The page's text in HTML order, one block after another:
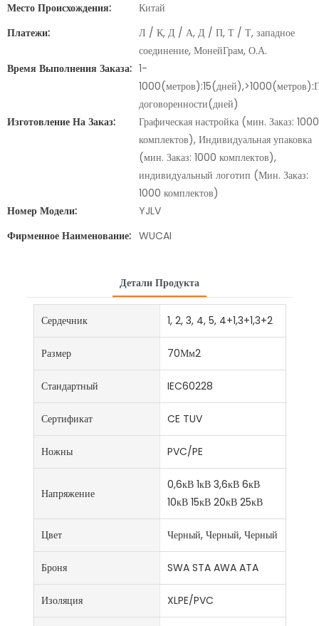
Место Происхождения:
Китай
Платежи:
Л / К, Д / А, Д / П, Т / Т, западное
соединение, МонейГрам, О.А.
Время Выполнения Заказа: 1-
договоренности(дней)
Изготовление На Заказ:
Графическая настройка (мин. Заказ: 1000
комплектов), Индивидуальная упаковка
(мин. Заказ: 1000 комплектов),
индивидуальный логотип (Мин. Заказ:
1000 комплектов)
Номер Модели:
YJLV
Фирменное Наименование: WUCAI
Детали Продукта
Сердечник 1, 2, 3, 4, 5, 4+1,3+1,3+2
Размер 70Мм2
Стандартный IEC60228
Сертификат CE TUV
Ножны PVC/PE
Напряжение
0,6кВ 1кВ 3,6кВ 6кВ
10кВ 15кВ 20кВ 25кВ
Цвет Черный, Черный, Черный
Броня SWA STA AWA ATA
Изоляция XLPE/PVC